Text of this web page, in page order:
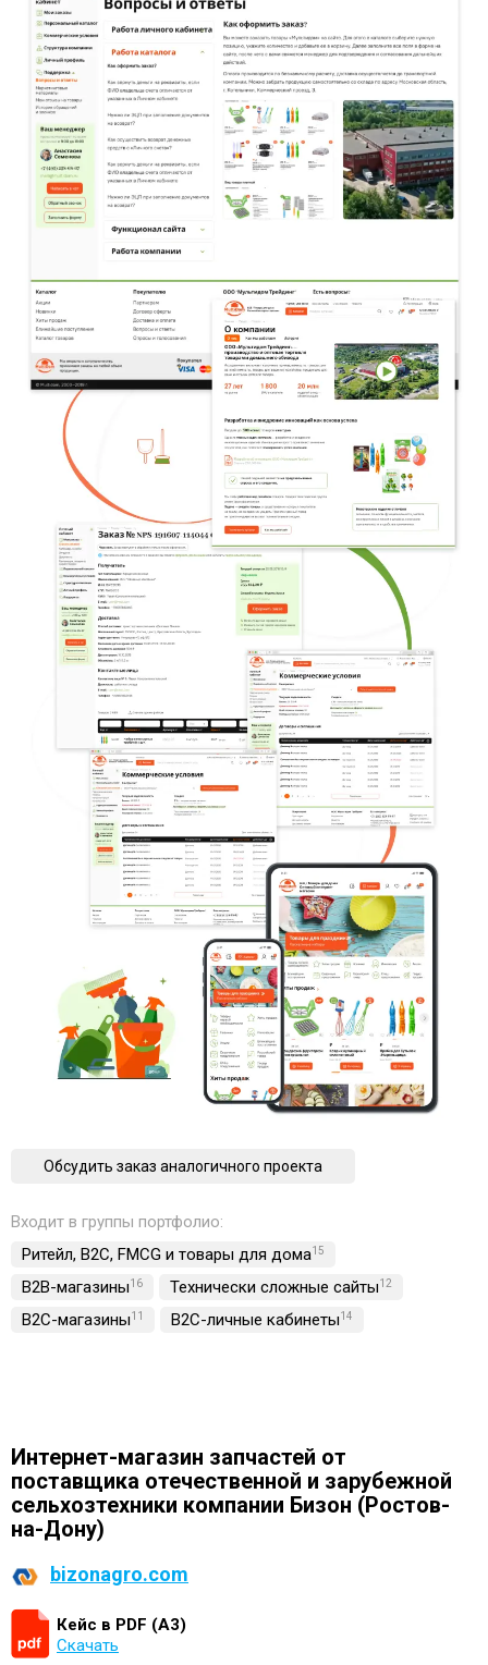
Обсудить заказ аналогичного проекта
Входит в группы портфолио:
Ритейл, B2C, FMCG и товары для дома15
B2B-магазины16 Технически сложные сайты12
B2C-магазины11 B2C-личные кабинеты14
Интернет-магазин запчастей от
поставщика отечественной и зарубежной
сельхозтехники компании Бизон (Ростов-
на-Дону)
bizonagro.com
Кейс в PDF (А3)
Скачать